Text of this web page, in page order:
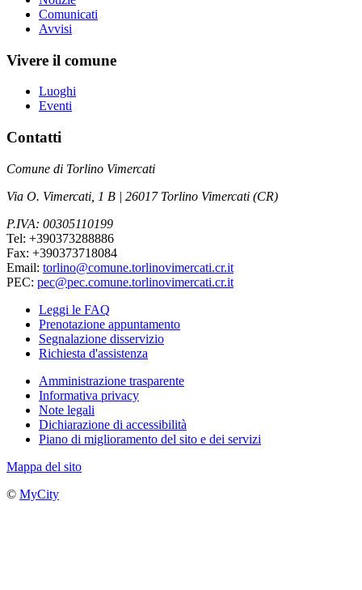
Comunicati
Avvisi
Vivere il comune
Luoghi
Eventi
Contatti
Comune di Torlino Vimercati
Via O. Vimercati, 1 B | 26017 Torlino Vimercati (CR)
P.IVA: 00305110199
Tel: +390373288886
Fax: +390373718084
Email: torlino@comune.torlinovimercati.cr.it
PEC: pec@pec.comune.torlinovimercati.cr.it
Leggi le FAQ
Prenotazione appuntamento
Segnalazione disservizio
Richiesta d'assistenza
Amministrazione trasparente
Informativa privacy
Note legali
Dichiarazione di accessibilità
Piano di miglioramento del sito e dei servizi
Mappa del sito
© MyCity